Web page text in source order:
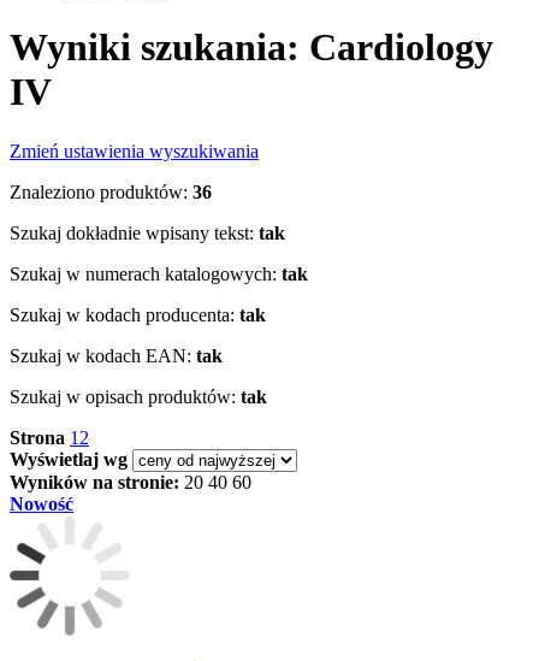
Wyniki szukania: Cardiology
IV
Zmień ustawienia wyszukiwania
Znaleziono produktów: 36
Szukaj dokładnie wpisany tekst: tak
Szukaj w numerach katalogowych: tak
Szukaj w kodach producenta: tak
Szukaj w kodach EAN: tak
Szukaj w opisach produktów: tak
Strona 1 2
Wyświetlaj wg
Wyników na stronie: 20 40 60
Nowość